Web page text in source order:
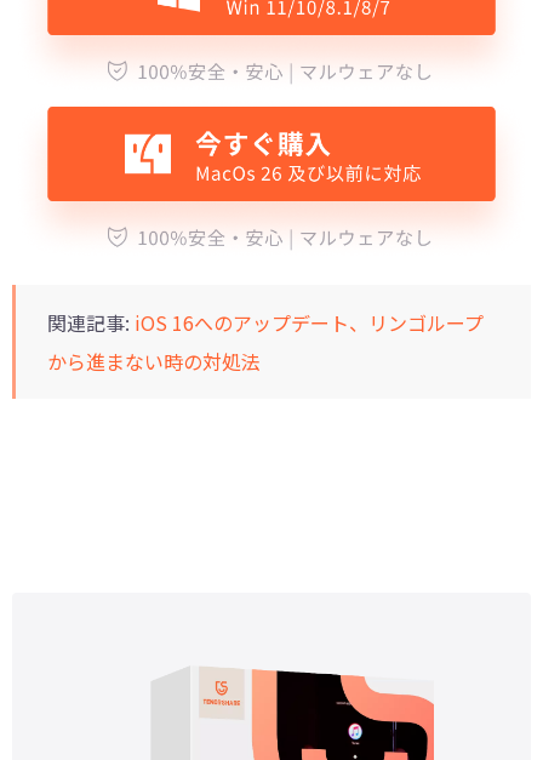
関連記事: iOS 16へのアップデート、リンゴループ
から進まない時の対処法